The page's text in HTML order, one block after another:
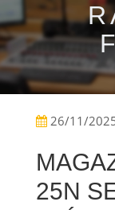
26/11/
25N